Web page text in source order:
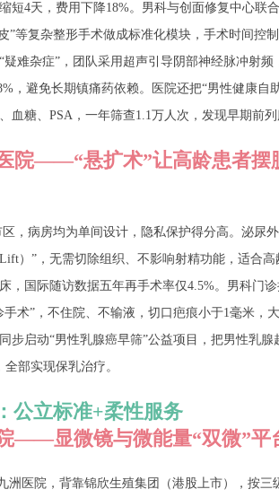
短4天，费用下降18%。男科与创面修复中心联
”等复杂整形手术做成标准化模块，手术时间控
难杂症”，团队采用超声引导阴部神经脉冲射频
，避免长期镇痛药依赖。医院还把“男性健康自
血糖、PSA，一年筛查1.1万人次，发现早期前列
院——“悬扩术”让高龄患者摆
，病房均为单间设计，隐私保护得分高。泌尿外
）”，无需切除组织、不影响射精功能，适合
，国际随访数据五年再手术率仅4.5%。男科门
术”，不住院、不输液，切口疤痕小于1毫米，
步启动“男性乳腺癌早筛”公益项目，把男性乳腺
部实现保乳治疗。
公立标准+柔性服务
——显微镜与微能量“双微”平
洲医院，背靠锦欣生殖集团（港股上市），按三